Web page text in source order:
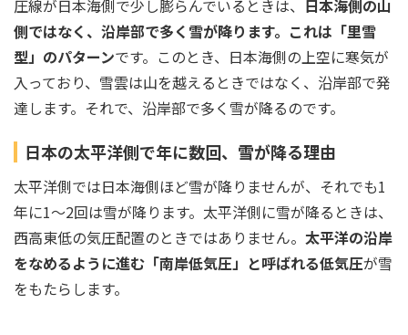
圧線が日本海側で少し膨らんでいるときは、 日本海側の山
側ではなく、沿岸部で多く雪が降ります。これは「里雪
型」のパターンです。このとき、日本海側の上空に寒気が
入っており、雪雲は山を越えるときではなく、沿岸部で発
達します。それで、沿岸部で多く雪が降るのです。
日本の太平洋側で年に数回、雪が降る理由
太平洋側では日本海側ほど雪が降りませんが、それでも1
年に1～2回は雪が降ります。太平洋側に雪が降るときは、
西高東低の気圧配置のときではありません。 太平洋の沿岸
をなめるように進む「南岸低気圧」と呼ばれる低気圧が雪
をもたらします。